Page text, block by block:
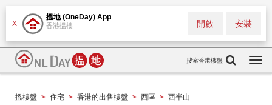
X
搵地 (OneDay) App
香港搵樓 安裝
開啟
搜索香港樓盤
搵樓盤 > 住宅 > 香港的出售樓盤 > 西區 > 西半山